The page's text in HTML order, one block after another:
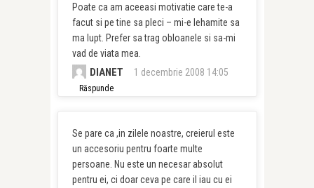
Poate ca am aceeasi motivatie care te-a
facut si pe tine sa pleci – mi-e lehamite sa
ma lupt. Prefer sa trag obloanele si sa-mi
vad de viata mea.
DIANET 1 decembrie 2008 14:05
Răspunde
Se pare ca ,in zilele noastre, creierul este
un accesoriu pentru foarte multe
persoane. Nu este un necesar absolut
pentru ei, ci doar ceva pe care il iau cu ei